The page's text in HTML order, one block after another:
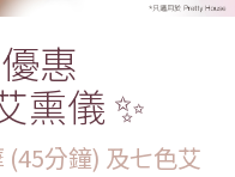
惠
熏儀 ✨
分鐘) 及七色艾